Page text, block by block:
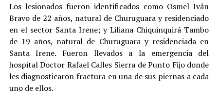
Los lesionados fueron identificados como Osmel Iván
Bravo de 22 años, natural de Churuguara y residenciado
en el sector Santa Irene; y Liliana Chiquinquirá Tambo
de 19 años, natural de Churuguara y residenciada en
Santa Irene. Fueron llevados a la emergencia del
hospital Doctor Rafael Calles Sierra de Punto Fijo donde
les diagnosticaron fractura en una de sus piernas a cada
uno de ellos.